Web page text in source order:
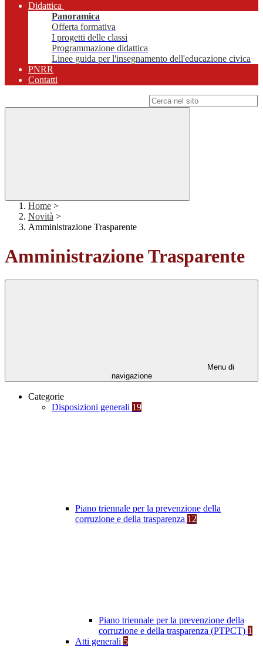
Didattica
Panoramica
Offerta formativa
I progetti delle classi
Programmazione didattica
Linee guida per l'insegnamento dell'educazione civica
PNRR
Contatti
Home >
Novità >
Amministrazione Trasparente
Amministrazione Trasparente
Menu di
navigazione
Categorie
Disposizioni generali 19
Piano triennale per la prevenzione della
corruzione e della trasparenza 12
Piano triennale per la prevenzione della
corruzione e della trasparenza (PTPCT) 1
Atti generali 5